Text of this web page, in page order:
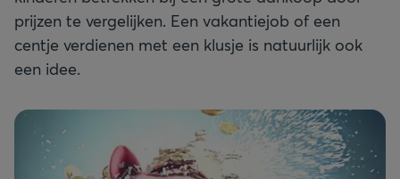
prijzen te vergelijken. Een vakantiejob of een
centje verdienen met een klusje is natuurlijk ook
een idee.